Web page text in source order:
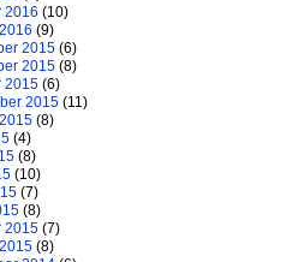
2016 (10)
(9)
2015 (6)
2015 (8)
2015 (6)
2015 (11)
(8)
(4)
(8)
(10)
(7)
(8)
2015 (7)
(8)